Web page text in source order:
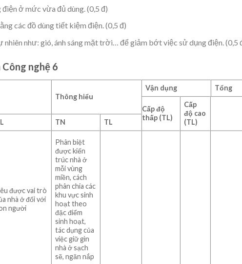
ở mức vừa đủ dùng. (0,5 đ)
các đồ dùng tiết kiệm điện. (0,5 đ)
nhiên như: gió, ánh sáng mặt trời… để giảm bớt việc sử dụng điện. (0,5
nghệ 6
Thông hiểu
Vận dụng Tổng
Cấp độ
thấp (TL)
Cấp
độ cao
(TL)
TN TL
được vai trò
nhà ở đối với
người
Phân biệt
được kiến
trúc nhà ở
mỗi vùng
miền, cách
phân chia các
khu vực sinh
hoạt theo
đặc điểm
sinh hoạt,
tác dụng của
việc giữ gìn
nhà ở sạch
sẽ, ngăn nắp